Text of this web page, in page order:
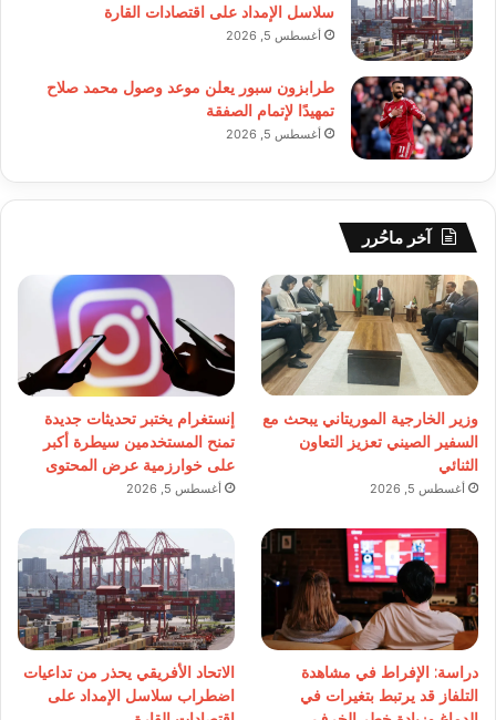
سلاسل الإمداد على اقتصادات القارة
أغسطس 5, 2026
طرابزون سبور يعلن موعد وصول محمد صلاح
تمهيدًا لإتمام الصفقة
أغسطس 5, 2026
آخر ماحُرر
وزير الخارجية الموريتاني يبحث مع
السفير الصيني تعزيز التعاون
الثنائي
أغسطس 5, 2026
إنستغرام يختبر تحديثات جديدة
تمنح المستخدمين سيطرة أكبر
على خوارزمية عرض المحتوى
أغسطس 5, 2026
دراسة: الإفراط في مشاهدة
التلفاز قد يرتبط بتغيرات في
الاتحاد الأفريقي يحذر من تداعيات
اضطراب سلاسل الإمداد على